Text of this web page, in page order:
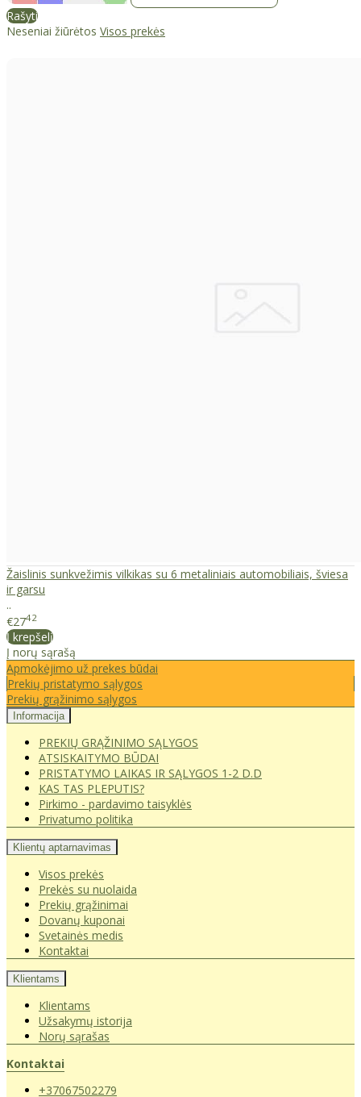
Rašyti
Neseniai žiūrėtos Visos prekės
Žaislinis sunkvežimis vilkikas su 6 metaliniais automobiliais, šviesa
ir garsu
..
€2742
Į krepšelį
Į norų sąrašą
Apmokėjimo už prekes būdai
Prekių pristatymo sąlygos
Prekių grąžinimo sąlygos
Informacija
PREKIŲ GRĄŽINIMO SĄLYGOS
ATSISKAITYMO BŪDAI
PRISTATYMO LAIKAS IR SĄLYGOS 1-2 D.D
KAS TAS PLEPUTIS?
Pirkimo - pardavimo taisyklės
Privatumo politika
Klientų aptarnavimas
Visos prekės
Prekės su nuolaida
Prekių grąžinimai
Dovanų kuponai
Svetainės medis
Kontaktai
Klientams
Klientams
Užsakymų istorija
Norų sąrašas
Kontaktai
+37067502279